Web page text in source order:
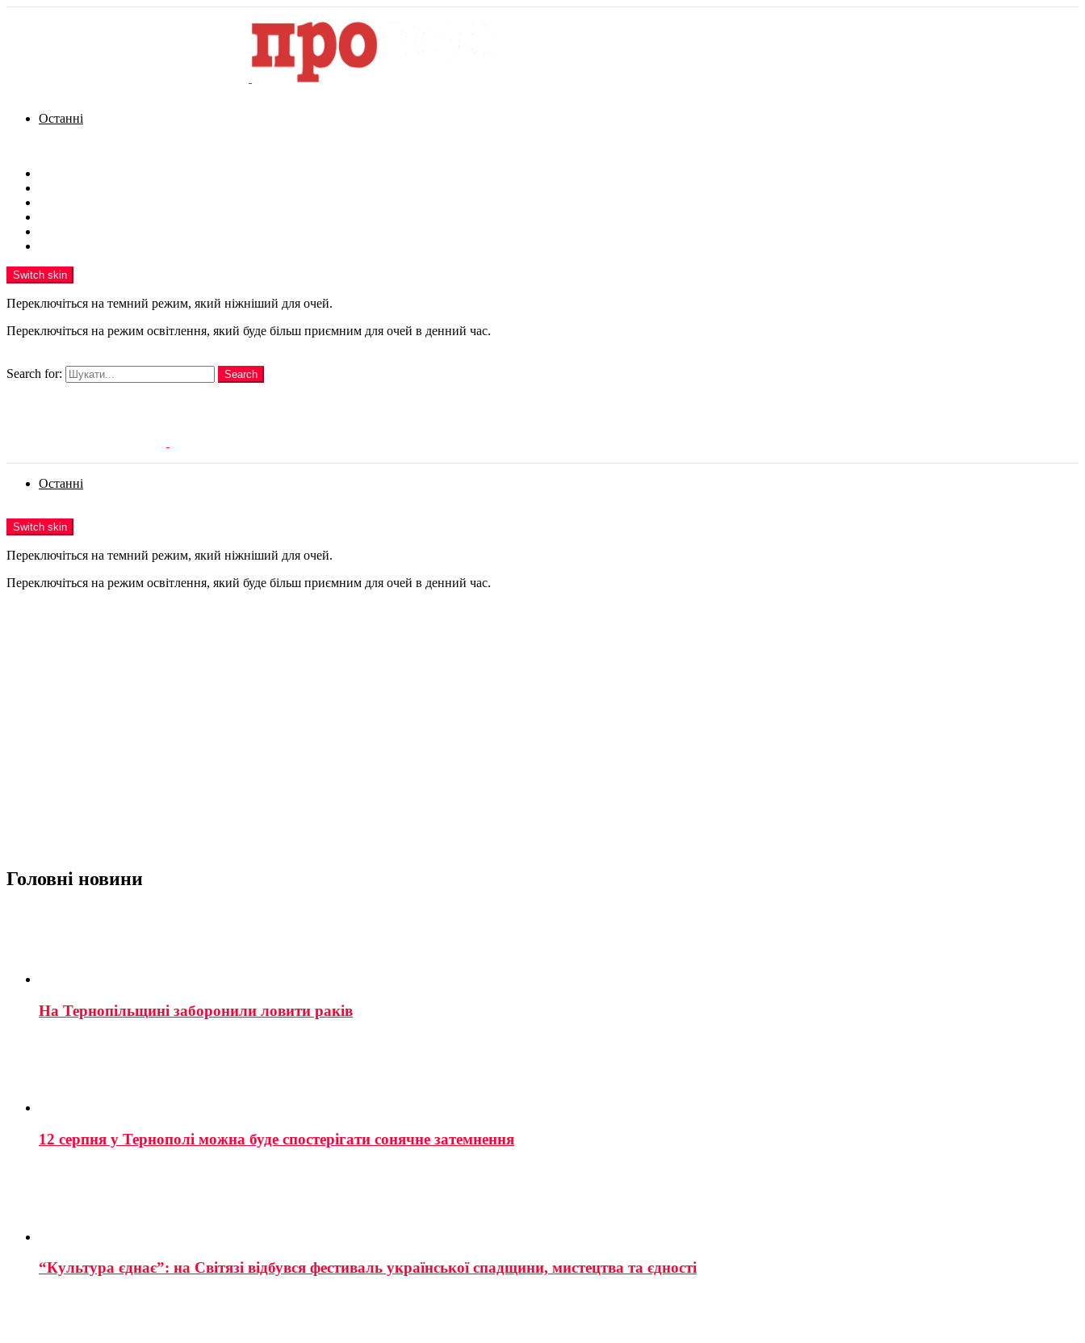
Останні
Switch skin
Переключіться на темний режим, який ніжніший для очей.
Переключіться на режим освітлення, який буде більш приємним для очей в денний час.
Search for:
Search
Останні
Switch skin
Переключіться на темний режим, який ніжніший для очей.
Переключіться на режим освітлення, який буде більш приємним для очей в денний час.
Головні новини
На Тернопільщині заборонили ловити раків
12 серпня у Тернополі можна буде спостерігати сонячне затемнення
“Культура єднає”: на Світязі відбувся фестиваль української спадщини, мистецтва та єдності